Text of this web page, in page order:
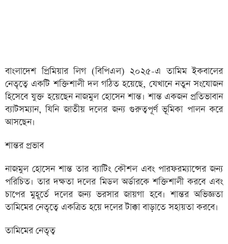
বাংলাদেশ প্রিমিয়ার লিগ (বিপিএল) ২০২৫-এ তামিম ইকবালের
নেতৃত্বে একটি শক্তিশালী দল গঠিত হয়েছে, যেখানে নতুন সংযোজন
হিসেবে যুক্ত হয়েছেন নাজমুল হোসেন শান্ত। শান্ত একজন প্রতিভাবান
ব্যাটসম্যান, যিনি জাতীয় দলের জন্য গুরুত্বপূর্ণ ভূমিকা পালন করে
আসছেন।
শান্তর প্রভাব
নাজমুল হোসেন শান্ত তার ব্যাটিং কৌশল এবং পারফরম্যান্সের জন্য
পরিচিত। তার দক্ষতা দলের মিডল অর্ডারকে শক্তিশালী করবে এবং
চাপের মুহূর্তে দলের জন্য ভরসার জায়গা হবে। শান্তর অভিজ্ঞতা
তামিমের নেতৃত্বে একত্রিত হয়ে দলের টাক্কা বাড়াতে সহায়তা করবে।
তামিমের নেতৃত্ব